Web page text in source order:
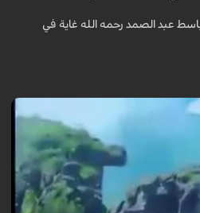
عبد الصمد رحمه الله غاية في